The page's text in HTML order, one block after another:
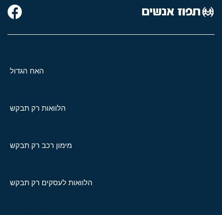
האח הגדול
הלוואות רק תבקש
מימון רכב רק תבקש
הלוואות לעסקים רק תבקש